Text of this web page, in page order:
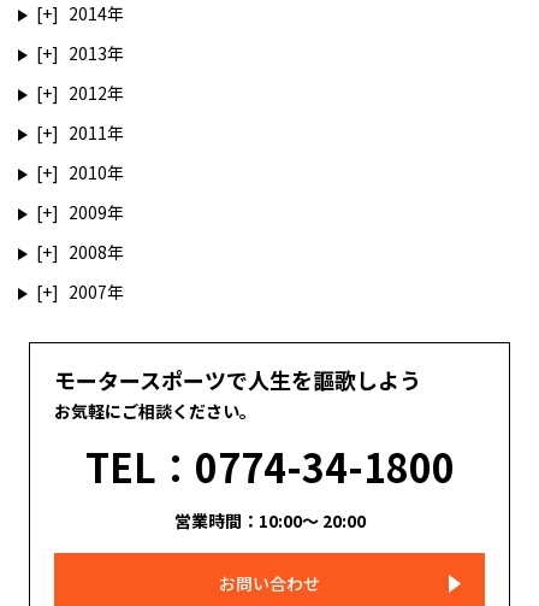
2014
2013
2012
2011
2010
2009
2008
2007
モータースポーツで人生を謳歌しよう
お気軽にご相談ください。
TEL：0774-34-1800
営業時間：10:00～ 20:00
お問い合わせ